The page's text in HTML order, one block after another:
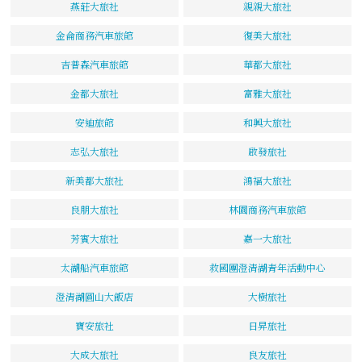
燕莊大旅社 親親大旅社
金侖商務汽車旅館 復美大旅社
吉普森汽車旅館 華都大旅社
金都大旅社 富雅大旅社
安迪旅館 和興大旅社
志弘大旅社 啟發旅社
新美都大旅社 鴻福大旅社
良朋大旅社 林園商務汽車旅館
芳賓大旅社 嘉一大旅社
太湖船汽車旅館 救國團澄清湖青年活動中心
澄清湖圓山大飯店 大樹旅社
寶安旅社 日昇旅社
大成大旅社 良友旅社